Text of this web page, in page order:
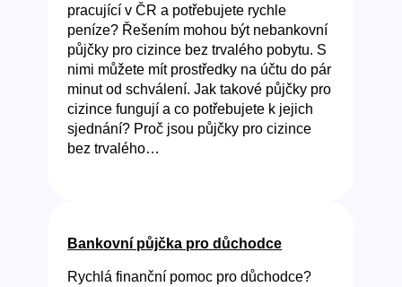
pracující v ČR a potřebujete rychle
peníze? Řešením mohou být nebankovní
půjčky pro cizince bez trvalého pobytu. S
nimi můžete mít prostředky na účtu do pár
minut od schválení. Jak takové půjčky pro
cizince fungují a co potřebujete k jejich
sjednání? Proč jsou půjčky pro cizince
bez trvalého…
Bankovní půjčka pro důchodce
Rychlá finanční pomoc pro důchodce?